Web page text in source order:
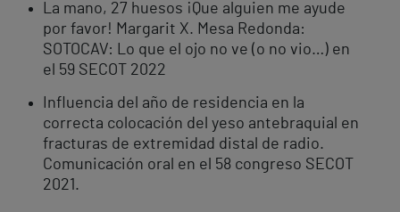
La mano, 27 huesos ¡Que alguien me ayude
por favor! Margarit X. Mesa Redonda:
SOTOCAV: Lo que el ojo no ve (o no vio…) en
el 59 SECOT 2022
Influencia del año de residencia en la
correcta colocación del yeso antebraquial en
fracturas de extremidad distal de radio.
Comunicación oral en el 58 congreso SECOT
2021.